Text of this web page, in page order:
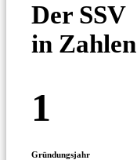
Der SSV
in Zahlen
1
Gründungsjahr